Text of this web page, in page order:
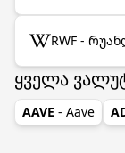
RWF -
ყველა
AAVE - Aave